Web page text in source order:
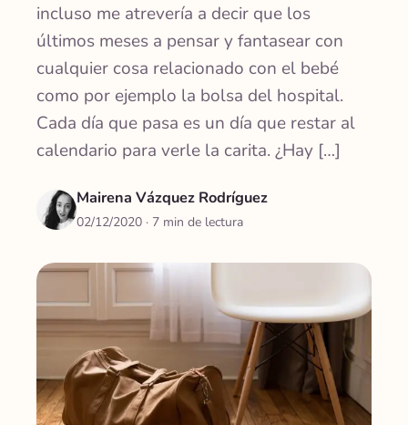
incluso me atrevería a decir que los
últimos meses a pensar y fantasear con
cualquier cosa relacionado con el bebé
como por ejemplo la bolsa del hospital.
Cada día que pasa es un día que restar al
calendario para verle la carita. ¿Hay […]
Mairena Vázquez Rodríguez
02/12/2020 · 7 min de lectura